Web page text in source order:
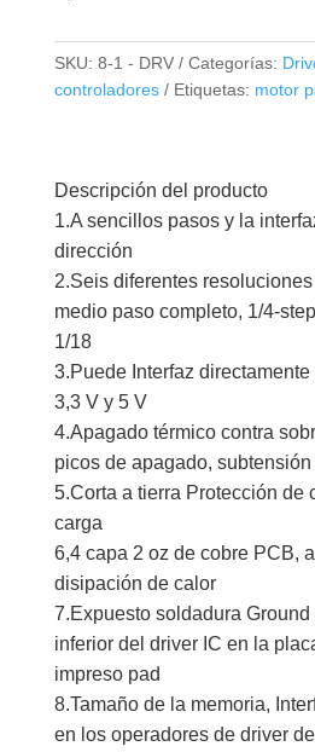
SKU: 8-1 - DRV Categorías:
controladores
Etiquetas: motor
Descripción del producto
1.A sencillos pasos y la
dirección
2.Seis diferentes
medio paso completo, 1/4-
1/18
3.Puede Interfaz
3,3 V y 5 V
4.Apagado térmico contra
picos de apagado,
5.Corta a tierra Protección de
carga
6,4 capa 2 oz de cobre PCB,
disipación de calor
7.Expuesto soldadura
inferior del driver IC en la
impreso pad
8.Tamaño de la memoria,
en los operadores de driver